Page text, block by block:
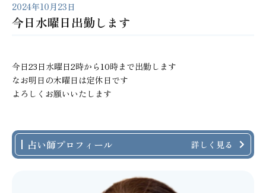
2024年10月23日
今日水曜日出勤します
今日23日水曜日2時から10時まで出勤します
なお明日の木曜日は定休日です
よろしくお願いいたします
占い師プロフィール 詳しく見る